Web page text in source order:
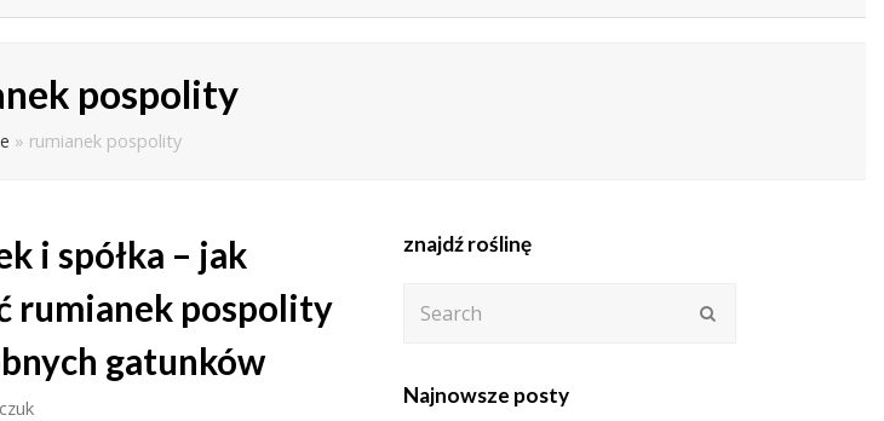
pospolity
» rumianek pospolity
i spółka – jak
rumianek pospolity
gatunków
znajdź roślinę
Najnowsze posty